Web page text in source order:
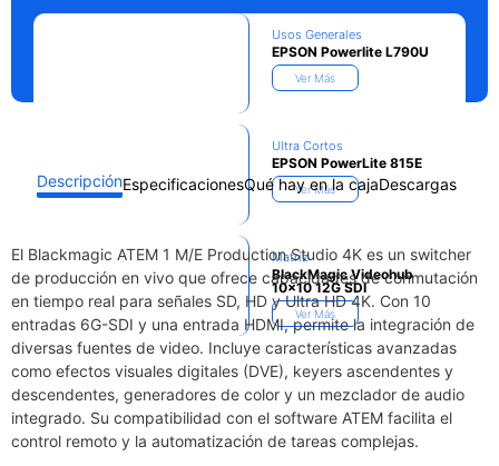
Usos Generales
EPSON Powerlite L790U
Ver Más
Ultra Cortos
EPSON PowerLite 815E
Ver Más
Matriz
BlackMagic Videohub
10×10 12G SDI
Ver Más
DescripciónEspecificacionesQué hay en la cajaDescargas
El Blackmagic ATEM 1 M/E Production Studio 4K es un switcher
de producción en vivo que ofrece capacidades de conmutación
en tiempo real para señales SD, HD y Ultra HD 4K. Con 10
entradas 6G-SDI y una entrada HDMI, permite la integración de
diversas fuentes de video. Incluye características avanzadas
como efectos visuales digitales (DVE), keyers ascendentes y
descendentes, generadores de color y un mezclador de audio
integrado. Su compatibilidad con el software ATEM facilita el
control remoto y la automatización de tareas complejas.